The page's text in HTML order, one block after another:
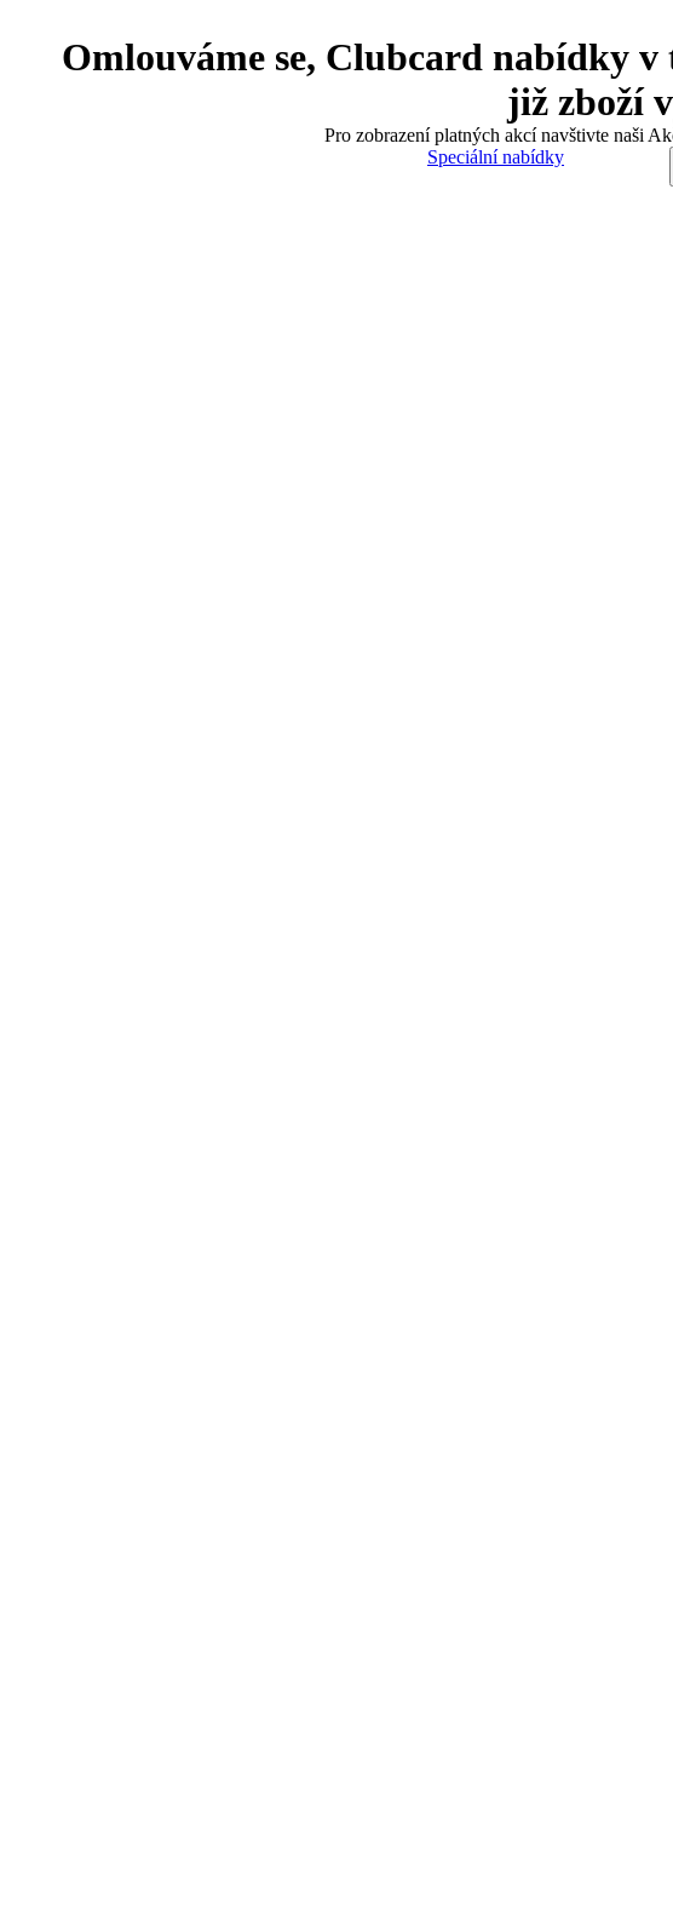
Omlouváme se, Clubcard nabídky
již zboží
Pro zobrazení platných akcí navštivte naši
Speciální nabídky